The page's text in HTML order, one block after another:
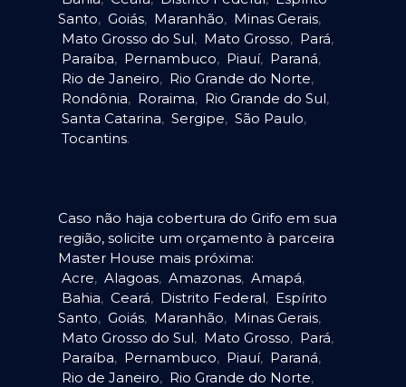
Santo, Goiás, Maranhão, Minas Gerais,
Mato Grosso do Sul, Mato Grosso, Pará,
Paraíba, Pernambuco, Piauí, Paraná,
Rio de Janeiro, Rio Grande do Norte,
Rondônia, Roraima, Rio Grande do Sul,
Santa Catarina, Sergipe, São Paulo,
Tocantins.
Caso não haja cobertura do Grifo em sua
região, solicite um orçamento à parceira
Master House mais próxima:
Acre, Alagoas, Amazonas, Amapá,
Bahia, Ceará, Distrito Federal, Espírito
Santo, Goiás, Maranhão, Minas Gerais,
Mato Grosso do Sul, Mato Grosso, Pará,
Paraíba, Pernambuco, Piauí, Paraná,
Rio de Janeiro, Rio Grande do Norte,